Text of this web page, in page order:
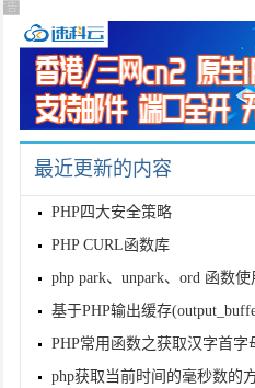
广告 商业广告，理性选择
最近更新的内容
PHP四大安全策略
PHP CURL函数库
PHP常用函数之获取汉字首字
php获取当前时间的毫秒数的